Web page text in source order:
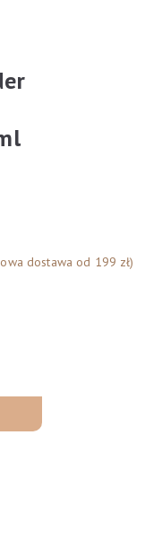
dostawa od 199 zł)